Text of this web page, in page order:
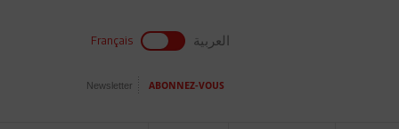
Français العربية
Newsletter ABONNEZ-VOUS